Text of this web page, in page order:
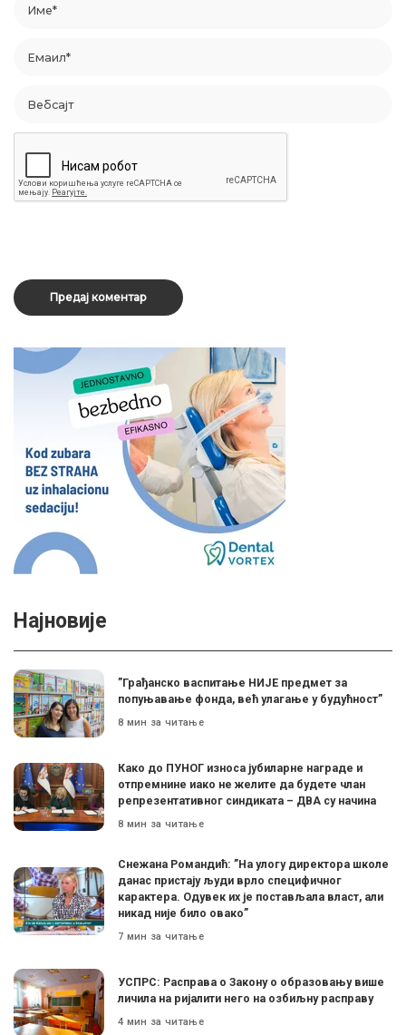
Најновије
”Грађанско васпитање НИЈЕ предмет за
попуњавање фонда, већ улагање у будућност”
8 мин за читање
Како до ПУНОГ износа јубиларне награде и
отпремнине иако не желите да будете члан
репрезентативног синдиката – ДВА су начина
8 мин за читање
Снежана Романдић: ”На улогу директора школе
данас пристају људи врло специфичног
карактера. Одувек их је постављала власт, али
никад није било овако”
7 мин за читање
УСПРС: Расправа о Закону о образовању више
личила на ријалити него на озбиљну расправу
4 мин за читање